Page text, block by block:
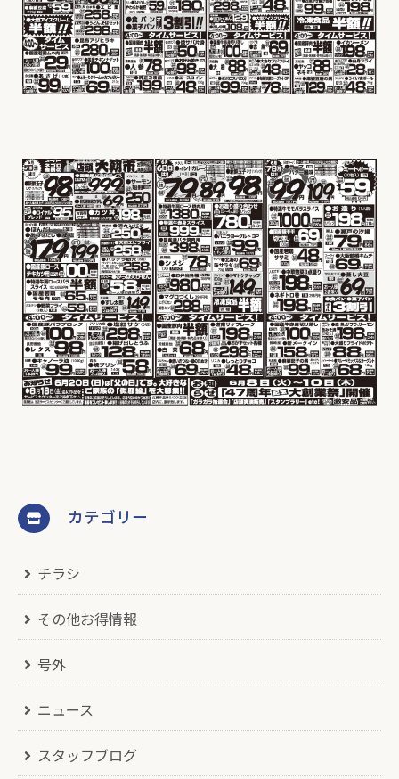
カテゴリー
チラシ
その他お得情報
号外
ニュース
スタッフブログ